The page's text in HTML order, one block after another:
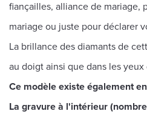
fiançailles, alliance de mariage,
mariage ou juste pour déclarer
La brillance des diamants de
au doigt ainsi que dans les yeux
Ce modèle existe également
La gravure à l'intérieur